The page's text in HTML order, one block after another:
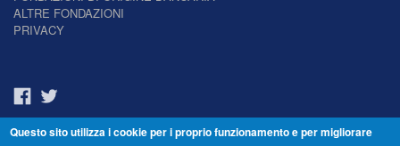
ALTRE FONDAZIONI
PRIVACY
Il Giornale delle Fondazioni - Periodico telematico
Questo sito utilizza i cookie per i proprio funzionamento e per migliorare